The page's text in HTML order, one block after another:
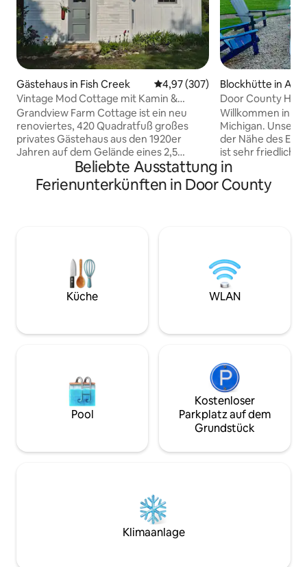
Gästehaus in Fish Creek Durchschnittliche Bewertung:
4,97 (307)
Vintage Mod Cottage mit Kamin &
Badewanne!
Grandview Farm Cottage ist ein neu
renoviertes, 420 Quadratfuß großes
privates Gästehaus aus den 1920er
Jahren auf dem Gelände eines 2,5
Hektar großen Grundstücks in Door
County, das Ende des 19. Jahrhunderts
erbaut wurde. Moderner, industrieller
Küsten der Halbinsel. Genieße die Natur,
die Tierwelt, deine eigenen biologisch
angebauten Gärten und den dunklen
Sternenhimmel, während du nur 3
und Parks entfernt bist.
Blockhütte in
Door County
Keine
Willkommen in
Michigan.
der Nähe des
ist sehr friedlich und ruhig.
Straße befindet
County Park. Die Hütte bietet Platz für
bis zu 8 Gäste
mit unseren Fahrrädern.
in die Nacht. Werfe Körbe! Oder genieße
tolle Sonnenaufgänge. Wir
haustierfreien
Beliebte Ausstattung in
Ferienunterkünften in Door County
Küche WLAN
Pool
Kostenloser
Parkplatz auf dem
Grundstück
Klimaanlage